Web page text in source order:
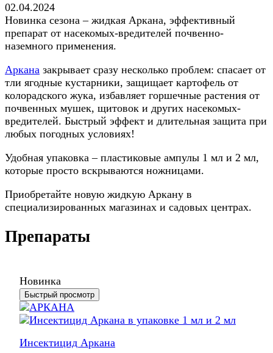
02.04.2024
Новинка сезона – жидкая Аркана, эффективный
препарат от насекомых-вредителей почвенно-
наземного применения.
Аркана закрывает сразу несколько проблем: спасает от
тли ягодные кустарники, защищает картофель от
колорадского жука, избавляет горшечные растения от
почвенных мушек, щитовок и других насекомых-
вредителей. Быстрый эффект и длительная защита при
любых погодных условиях!
Удобная упаковка – пластиковые ампулы 1 мл и 2 мл,
которые просто вскрываются ножницами.
Приобретайте новую жидкую Аркану в
специализированных магазинах и садовых центрах.
Препараты
Новинка
Быстрый просмотр
Инсектицид Аркана